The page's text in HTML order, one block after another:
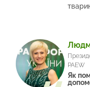
PAEW
Як